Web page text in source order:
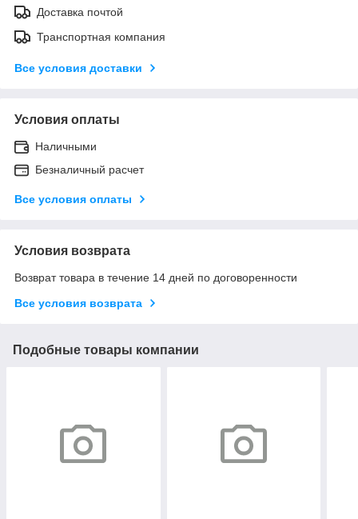
Доставка почтой
Транспортная компания
Все условия доставки
Условия оплаты
Наличными
Безналичный расчет
Все условия оплаты
Условия возврата
Возврат товара в течение 14 дней по договоренности
Все условия возврата
Подобные товары компании